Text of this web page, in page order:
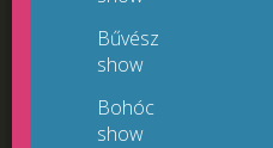
Bűvész
show
Bohóc
show